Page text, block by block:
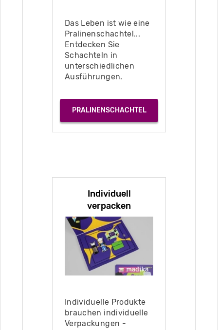
Das Leben ist wie eine
Pralinenschachtel...
Entdecken Sie
Schachteln in
unterschiedlichen
Ausführungen.
PRALINENSCHACHTEL
Individuell
verpacken
Individuelle Produkte
brauchen individuelle
Verpackungen -